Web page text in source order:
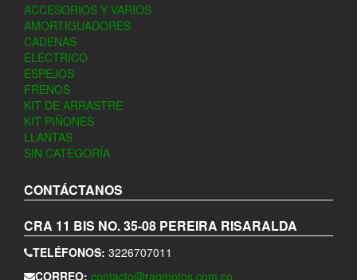
ACCESORIOS Y VARIOS
AMORTIGUADORES
CADENAS
ELÉCTRICO
ESPEJOS
FRENOS
KIT DE ARRASTRE
KIT PIÑONES
LLANTAS
SIN CATEGORÍA
CONTÁCTANOS
CRA 11 BIS NO. 35-08 PEREIRA RISARALDA
TELÉFONOS: 3226707011
CORREO: contacto@ragmotos.com.co